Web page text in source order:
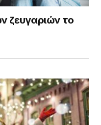
ζευγαριών το